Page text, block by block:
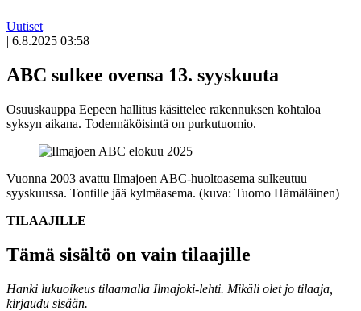
Uutiset
| 6.8.2025 03:58
ABC sulkee ovensa 13. syyskuuta
Osuuskauppa Eepeen hallitus käsittelee rakennuksen kohtaloa
syksyn aikana. Todennäköisintä on purkutuomio.
Vuonna 2003 avattu Ilmajoen ABC-huoltoasema sulkeutuu
syyskuussa. Tontille jää kylmäasema. (kuva: Tuomo Hämäläinen)
TILAAJILLE
Tämä sisältö on vain tilaajille
Hanki lukuoikeus tilaamalla Ilmajoki-lehti. Mikäli olet jo tilaaja,
kirjaudu sisään.